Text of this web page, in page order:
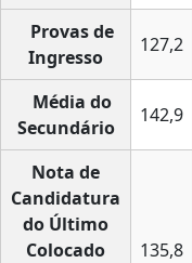
Provas de
Ingresso
127,2
Média do
Secundário
142,9
Nota de
Candidatura
do Último
Colocado
135,8